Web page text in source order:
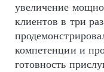
увеличение
клиентов в три
компетенции и
готовность